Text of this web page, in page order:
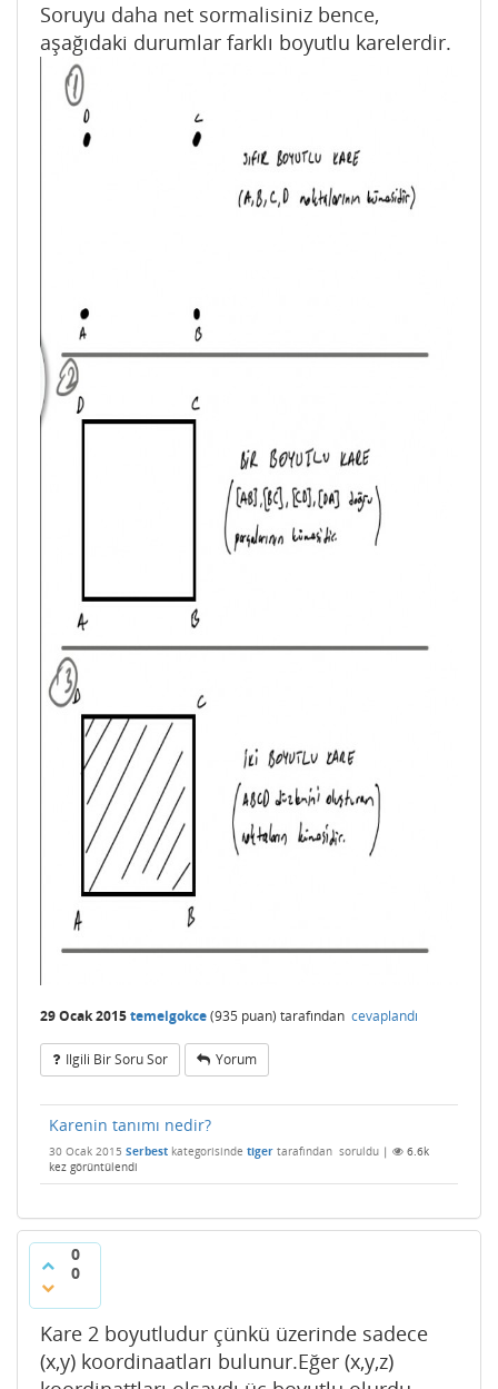
Soruyu daha net sormalisiniz bence,
aşağıdaki durumlar farklı boyutlu karelerdir.
29 Ocak 2015temelgokce(935 puan) tarafından cevaplandı
Ilgili Bir Soru Sor Yorum
Karenin tanımı nedir?
30 Ocak 2015 Serbest kategorisinde tiger tarafından soruldu |
6.6k
kez görüntülendi
0
0
Kare 2 boyutludur çünkü üzerinde sadece
(x,y) koordinaatları bulunur.Eğer (x,y,z)